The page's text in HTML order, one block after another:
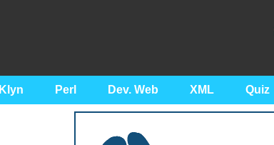
Klyn Perl Dev. Web XML Quiz